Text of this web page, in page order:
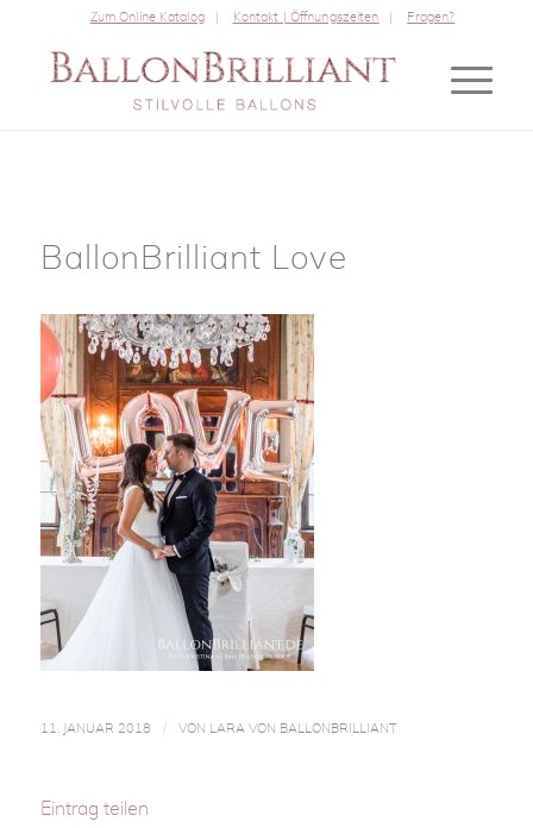
Zum Online Katalog Kontakt | Öffnungszeiten Fragen?
BallonBrilliant Love
11. JANUAR 2018 / VON LARA VON BALLONBRILLIANT
Eintrag teilen